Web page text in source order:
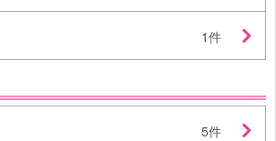
1件
5件